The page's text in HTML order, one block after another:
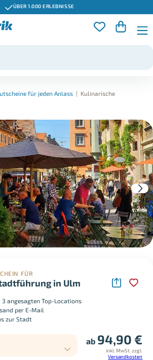
ÜBER 1.000 ERLEBNISSE
für jeden Anlass | Kulinarische
FÜR
in Ulm
3 angesagten Top-Locations
per E-Mail
zur Stadt
ab 94,90 €
inkl. MwSt. zzgl.
Versandkosten